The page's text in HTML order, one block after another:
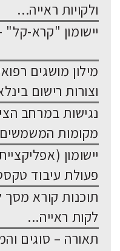
ולקויות ראייה...
יישומון "קרא-
מילון מושגים
וצורות רישום
נגישות במרחב
מקומות
פעולת עיבוד
תוכנות קורא מסך
לקות ראייה...
תאורה – סוגים